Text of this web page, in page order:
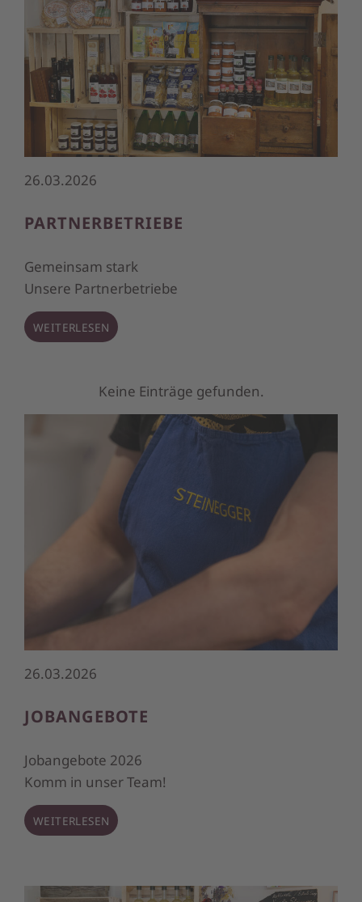
26.03.2026
PARTNERBETRIEBE
Gemeinsam stark
Unsere Partnerbetriebe
WEITERLESEN
Keine Einträge gefunden.
26.03.2026
JOBANGEBOTE
Jobangebote 2026
Komm in unser Team!
WEITERLESEN